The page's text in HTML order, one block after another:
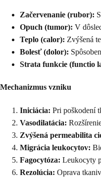
Začervenanie (rubor):
Opuch (tumor): V
Teplo (calor): Zvýšená
Bolesť (dolor):
Strata funkcie (functio
Mechanizmus vzniku
Iniciácia: Pri poškodení
Vasodilatácia:
Zvýšená permeabilita
Migrácia leukocytov:
Fagocytóza: Leukocyty
Rezolúcia: Oprava